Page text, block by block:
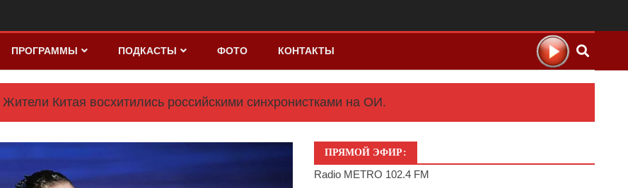
ПРОГРАММЫ ПОДКАСТЫ ФОТО КОНТАКТЫ
Жители Китая восхитились российскими синхронистками на ОИ.
ПРЯМОЙ ЭФИР:
Radio METRO 102.4 FM